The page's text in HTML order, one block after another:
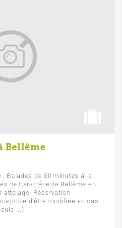
Bellême
Balades de 50 minutes à la
de Caractère de Bellême en
attelage. Réservation
d'être modifiée en cas
...)